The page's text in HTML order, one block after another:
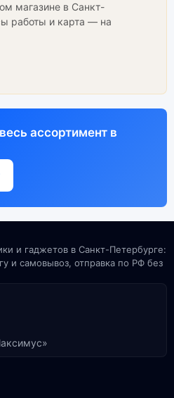
магазине в Санкт-
работы и карта — на
ассортимент в
и гаджетов в Санкт-Петербурге:
и самовывоз, отправка по РФ без